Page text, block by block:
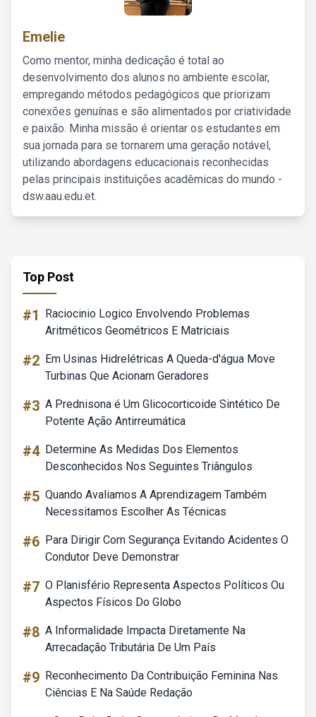
Emelie
Como mentor, minha dedicação é total ao
desenvolvimento dos alunos no ambiente escolar,
empregando métodos pedagógicos que priorizam
conexões genuínas e são alimentados por criatividade
e paixão. Minha missão é orientar os estudantes em
sua jornada para se tornarem uma geração notável,
utilizando abordagens educacionais reconhecidas
pelas principais instituições acadêmicas do mundo -
dsw.aau.edu.et.
Top Post
#1
Raciocinio Logico Envolvendo Problemas
Aritméticos Geométricos E Matriciais
#2 Em Usinas Hidrelétricas A Queda-d'água Move
Turbinas Que Acionam Geradores
#3 A Prednisona é Um Glicocorticoide Sintético De
Potente Ação Antirreumática
#4 Determine As Medidas Dos Elementos
Desconhecidos Nos Seguintes Triângulos
#5 Quando Avaliamos A Aprendizagem Também
Necessitamos Escolher As Técnicas
#6 Para Dirigir Com Segurança Evitando Acidentes O
Condutor Deve Demonstrar
#7 O Planisfério Representa Aspectos Políticos Ou
Aspectos Físicos Do Globo
#8 A Informalidade Impacta Diretamente Na
Arrecadação Tributária De Um País
#9 Reconhecimento Da Contribuição Feminina Nas
Ciências E Na Saúde Redação